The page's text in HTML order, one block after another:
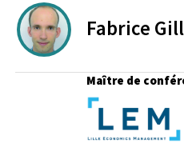
Fabrice
Maître de